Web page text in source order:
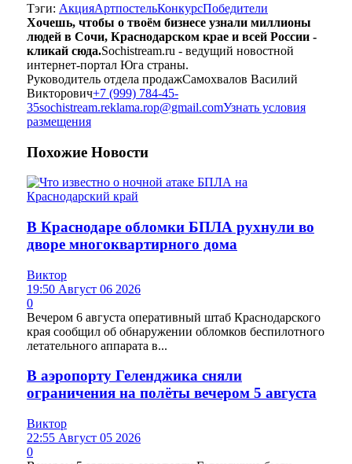
Тэги: АкцияАртпостельКонкурсПобедители
Хочешь, чтобы о твоём бизнесе узнали миллионы
людей в Сочи, Краснодарском крае и всей России -
кликай сюда.Sochistream.ru - ведущий новостной
интернет-портал Юга страны.
Руководитель отдела продажСамохвалов Василий
Викторович+7 (999) 784-45-
35sochistream.reklama.rop@gmail.comУзнать условия
размещения
Похожие Новости
В Краснодаре обломки БПЛА рухнули во
дворе многоквартирного дома
Виктор
19:50 Август 06 2026
0
Вечером 6 августа оперативный штаб Краснодарского
края сообщил об обнаружении обломков беспилотного
летательного аппарата в...
В аэропорту Геленджика сняли
ограничения на полёты вечером 5 августа
Виктор
22:55 Август 05 2026
0